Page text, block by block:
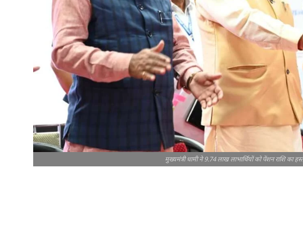
मुख्यमंत्री धामी ने 9.74 लाख लाभार्थियों को पेंशन राशि का